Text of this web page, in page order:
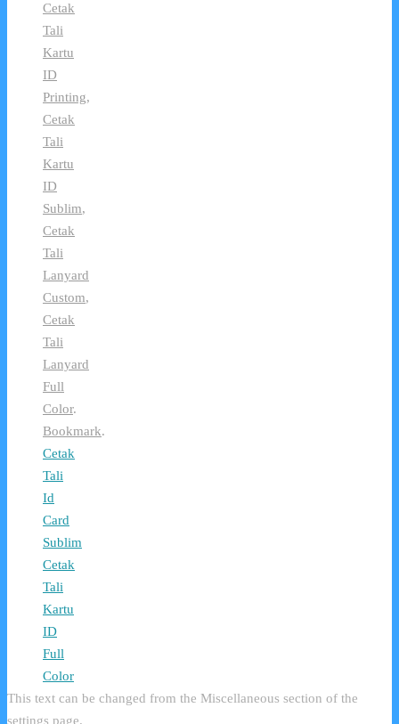
Cetak
Tali
Kartu
ID
Printing,
Cetak
Tali
Kartu
ID
Sublim,
Cetak
Tali
Lanyard
Custom,
Cetak
Tali
Lanyard
Full
Color.
Bookmark.
Cetak
Tali
Id
Card
Sublim
Cetak
Tali
Kartu
ID
Full
Color
This text can be changed from the Miscellaneous section of the
settings page.